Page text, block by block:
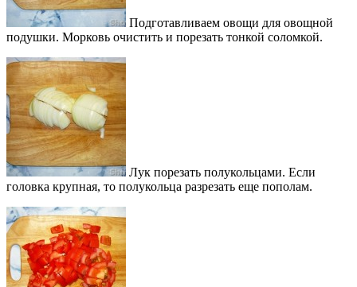
Подготавливаем овощи для овощной
подушки. Морковь очистить и порезать тонкой соломкой.
Лук порезать полукольцами. Если
головка крупная, то полукольца разрезать еще пополам.